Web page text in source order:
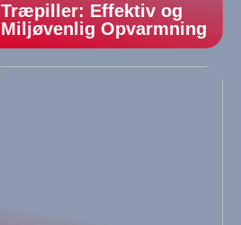
Træpiller: Effektiv og
Miljøvenlig Opvarmning